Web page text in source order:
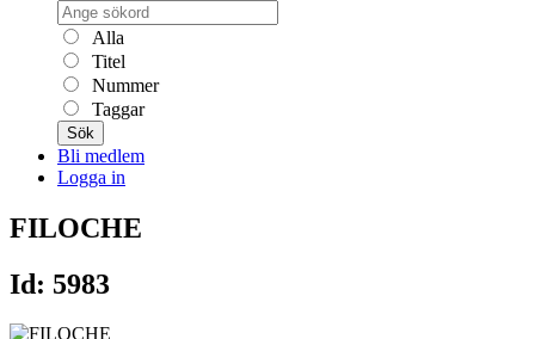
Alla
Titel
Nummer
Taggar
Sök
Bli medlem
Logga in
FILOCHE
Id: 5983